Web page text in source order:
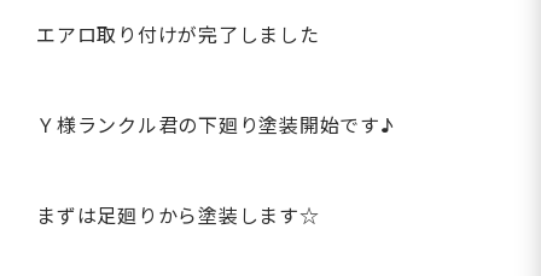
エアロ取り付けが完了しました
Ｙ様ランクル君の下廻り塗装開始です♪
まずは足廻りから塗装します☆